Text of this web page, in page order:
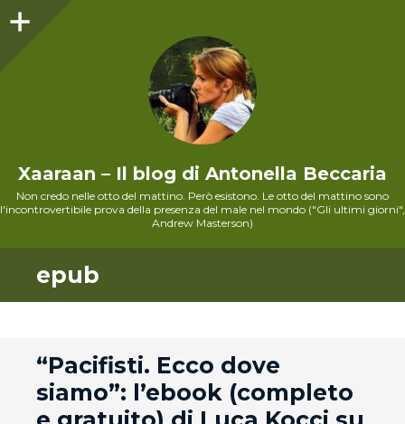
Xaaraan – Il blog di Antonella Beccaria
Non credo nelle otto del mattino. Però esistono. Le otto del mattino sono
l'incontrovertibile prova della presenza del male nel mondo ("Gli ultimi giorni",
Andrew Masterson)
epub
“Pacifisti. Ecco dove
siamo”: l’ebook (completo